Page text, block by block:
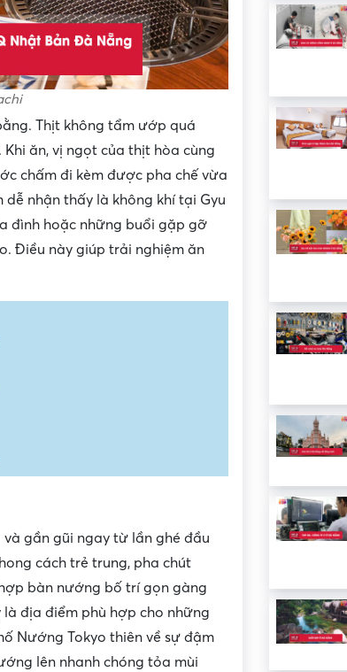
Thịt không tẩm ướp quá
ăn, vị ngọt của thịt hòa cùng
chấm đi kèm được pha chế vừa
nhận thấy là không khí tại Gyu
đình hoặc những buổi gặp gỡ
Điều này giúp trải nghiệm ăn
gần gũi ngay từ lần ghé đầu
cách trẻ trung, pha chút
bàn nướng bố trí gọn gàng
địa điểm phù hợp cho những
Nướng Tokyo thiên về sự đậm
lên nhanh chóng tỏa mùi